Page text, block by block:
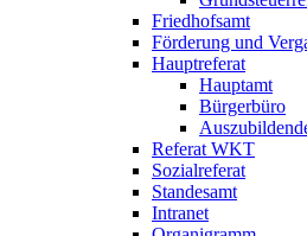
Friedhofsamt
Förderung und
Hauptreferat
Hauptamt
Bürgerbüro
Referat WKT
Sozialreferat
Standesamt
Intranet